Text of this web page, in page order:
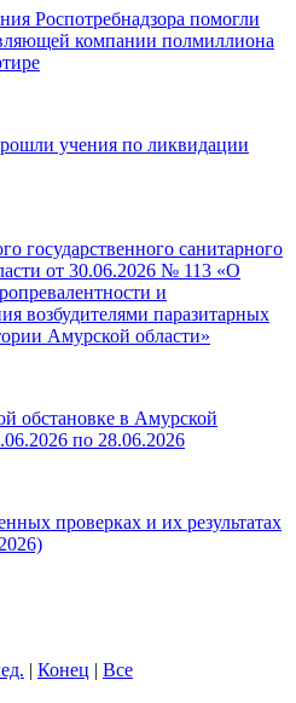
Роспотребнадзора помогли
компании полмиллиона
учения по ликвидации
государственного санитарного
от 30.06.2026 № 113 «О
и
возбудителями паразитарных
Амурской области»
обстановке в Амурской
по 28.06.2026
проверках и их результатах
| Конец | Все